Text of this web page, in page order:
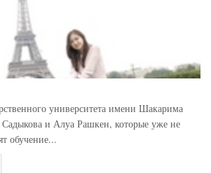
университета имени Шакарима
и Алуа Рашкен, которые уже не
обучение...